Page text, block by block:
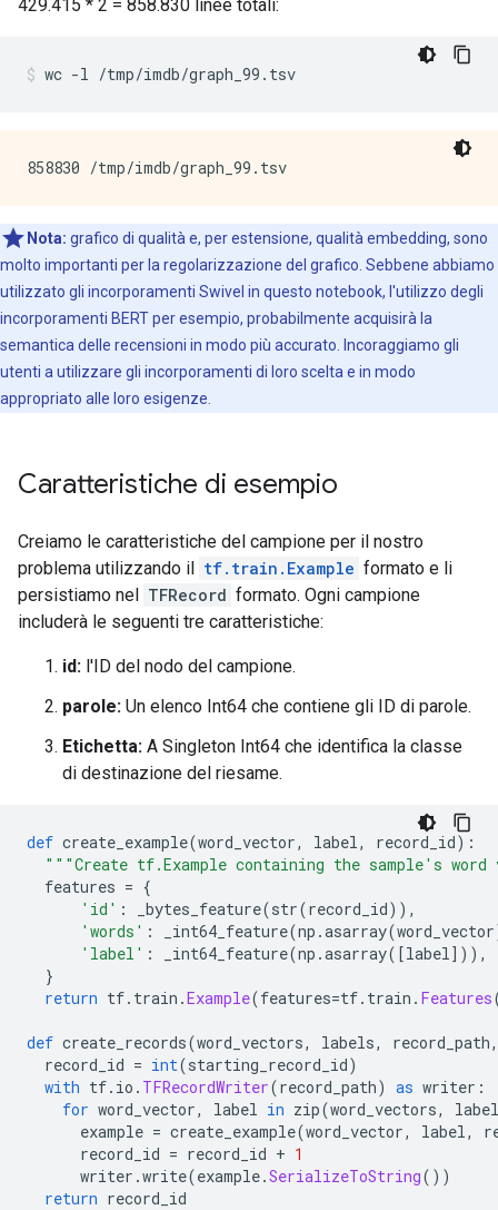
429.415 * 2 = 858.830 linee totali:
wc -l /tmp/imdb/graph_99 . tsv
Nota: grafico di qualità e, per estensione, qualità embedding, sono
molto importanti per la regolarizzazione del grafico. Sebbene abbiamo
utilizzato gli incorporamenti Swivel in questo notebook, l'utilizzo degli
incorporamenti BERT per esempio, probabilmente acquisirà la
semantica delle recensioni in modo più accurato. Incoraggiamo gli
utenti a utilizzare gli incorporamenti di loro scelta e in modo
appropriato alle loro esigenze.
Caratteristiche di esempio
Creiamo le caratteristiche del campione per il nostro
problema utilizzando il tf.train.Example formato e li
persistiamo nel TFRecord formato. Ogni campione
includerà le seguenti tre caratteristiche:
id: l'ID del nodo del campione.
parole: Un elenco Int64 che contiene gli ID di parole.
Etichetta: A Singleton Int64 che identifica la classe
di destinazione del riesame.
def create_example(word_vector, label, record_id):
"""Create tf.Example containing the sample's
features = {
'id' : _bytes_feature(str(record_id)),
'words' : _int64_feature(np .asarray(word_vector
'label' : _int64_feature(np .asarray([label])),
}
return tf. train .Example(features=tf. train . Features
def create_records(word_vectors, labels, record_path,
record_id = int(starting_record_id)
with tf. io . TFRecordWriter(record_path) as writer :
for word_vector, label in zip(word_vectors,
example = create_example(word_vector, label,
record_id = record_id + 1
writer .write(example.SerializeToString())
return record_id